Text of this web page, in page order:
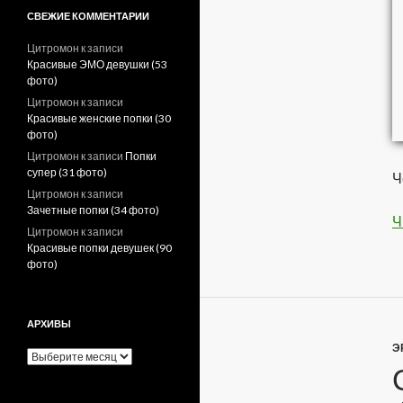
СВЕЖИЕ КОММЕНТАРИИ
Цитромон к записи
Красивые ЭМО девушки (53
фото)
Цитромон к записи
Красивые женские попки (30
фото)
Цитромон к записи Попки
супер (31 фото)
Цитромон к записи
Зачетные попки (34 фото)
Цитромон к записи
Красивые попки девушек (90
фото)
АРХИВЫ
А